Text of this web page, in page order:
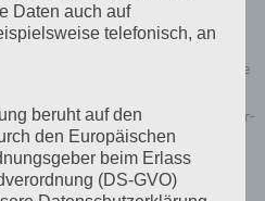
zu besonderen
das Präsidium an herausragende
der Vogelzucht die dem
gewidmete „Alfred-Fichtner-
in besonderer Weise
von Mitgliedern und Freunden
ist der Gesamtvorstand zu
Daten auch auf
telefonisch, an
beruht auf den
den Europäischen
beim Erlass
(DS-GVO)